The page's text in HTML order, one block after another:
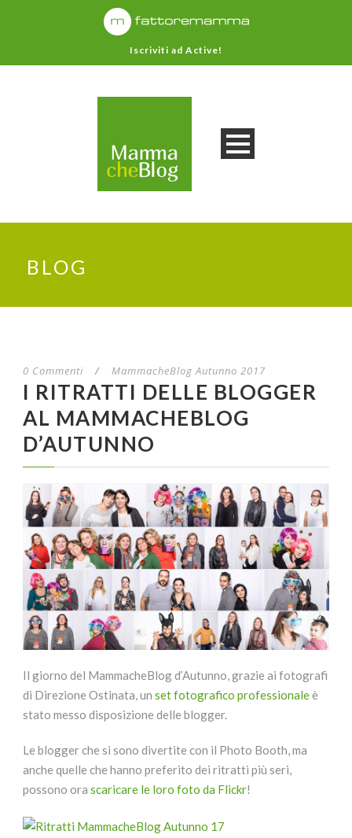
Iscriviti ad Active!
BLOG
0 Commenti / MammacheBlog Autunno 2017
I RITRATTI DELLE BLOGGER
AL MAMMACHEBLOG
D’AUTUNNO
Il giorno del MammacheBlog d’Autunno, grazie ai fotografi
di Direzione Ostinata, un set fotografico professionaleè
stato messo disposizione delle blogger.
Le blogger che si sono divertite con il Photo Booth, ma
anche quelle che hanno preferito dei ritratti più seri,
possono ora scaricare le loro foto da Flickr!